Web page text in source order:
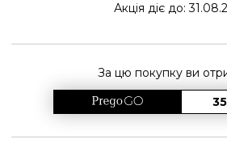
Акція діє до:
За цю покупку ви
35